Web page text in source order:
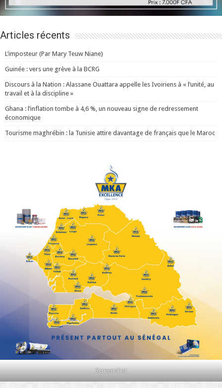
Articles récents
L’imposteur (Par Mary Teuw Niane)
Guinée : vers une grève à la BCRG
Discours à la Nation : Alassane Ouattara appelle les Ivoiriens à « l’unité, au
travail et à la discipline »
Ghana : l’inflation tombe à 4,6 %, un nouveau signe de redressement
économique
Tourisme maghrébin : la Tunisie attire davantage de français que le Maroc
Screenshot